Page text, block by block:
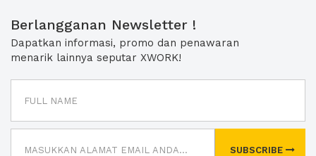
Berlangganan Newsletter !
Dapatkan informasi, promo dan penawaran
menarik lainnya seputar XWORK!
SUBSCRIBE